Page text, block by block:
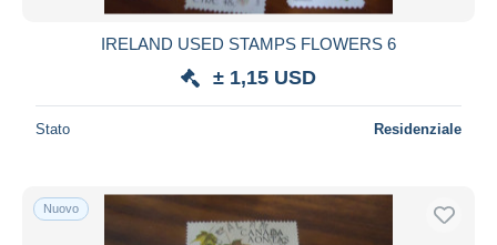
IRELAND USED STAMPS FLOWERS 6
± 1,15 USD
Stato Residenziale
Nuovo